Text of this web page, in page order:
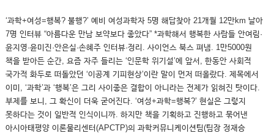
‘과학+여성=행복? 불행?’ 예비 여성과학자 5명 해답찾아 21개월 12만km 날아
7명 인터뷰 “아름다운 만남 보약보다 좋았다” *과학해서 행복한 사람들 안여림·
윤지영·윤미진·안은실·손혜주 인터뷰·정리. 사이언스 북스 펴냄. 1만5000원
책을 받아든 순간, 요즘 자주 들리는 ‘인문학 위기설’에 앞서, 한동안 사회적
국가적 화두로 떠돌았던 ‘이공계 기피현상’이란 말이 먼저 떠올랐다. 제목에서
이미, ‘과학’과 ‘행복’은 그리 사이좋은 결합이 아니라는 전제가 읽혀진 탓이다.
부제를 보니, 그 확신이 더욱 굳어진다. ‘여성+과학=행복?’ 현실은 그렇지
못하다는 것이 일반적 인식이니까. 하지만 책을 기획하고 진행하고 묶어낸
아시아태평양 이론물리센터(APCTP)의 과학커뮤니케이션팀(팀장 정재승